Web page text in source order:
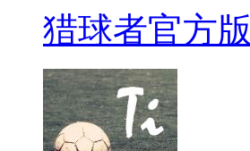
猎球者官方版